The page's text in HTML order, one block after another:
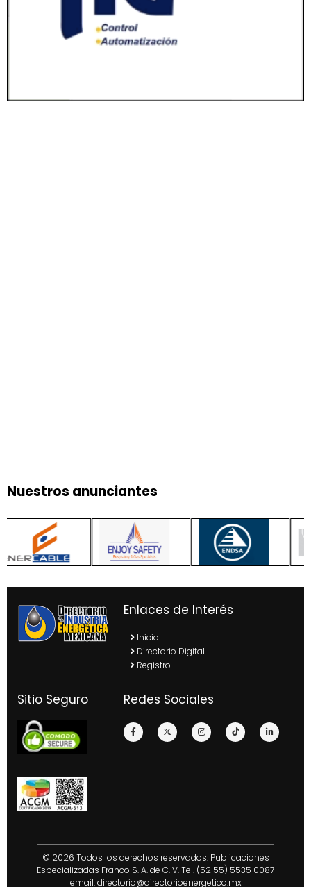
Nuestros anunciantes
Enlaces de Interés
Inicio
Directorio Digital
Registro
Sitio Seguro Redes Sociales
© 2026 Todos los derechos reservados: Publicaciones
Especializadas Franco S. A. de C. V. Tel. (52 55) 5535 0087
email:directorio@directorioenergetico.mx